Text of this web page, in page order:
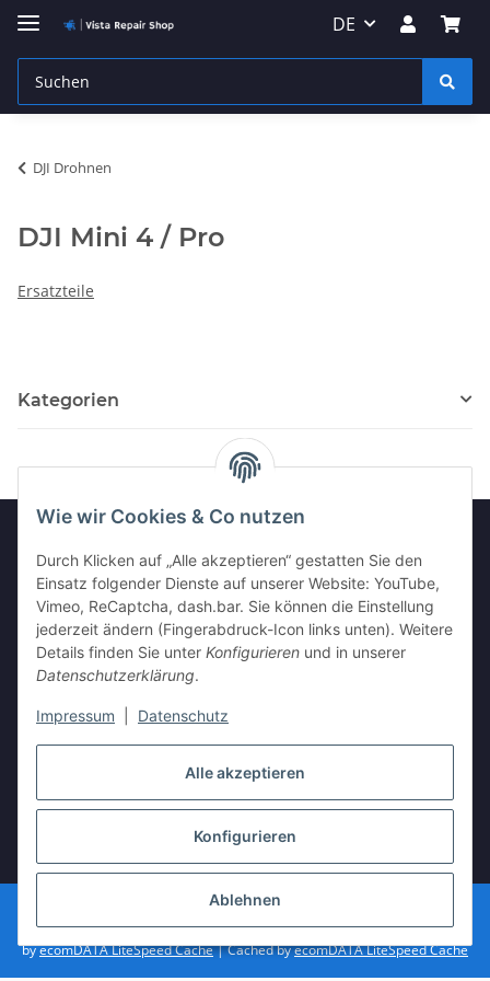
Alle akzeptieren
Konfigurieren
Ablehnen
Wie wir Cookies & Co nutzen
Durch Klicken auf „Alle akzeptieren“ gestatten Sie den
Einsatz folgender Dienste auf unserer Website: YouTube,
Vimeo, ReCaptcha, dash.bar. Sie können die Einstellung
jederzeit ändern (Fingerabdruck-Icon links unten). Weitere
Details finden Sie unter Konfigurieren und in unserer
Datenschutzerklärung.
Impressum Datenschutz
DE
DJI Drohnen
DJI Mini 4 / Pro
Ersatzteile
Kategorien
GESETZLICHE INFORMATIONEN
INFORMATIONEN
Vertrag widerrufen
© vista-repair.de
Powered byJTL-Shop| Cached byecomDATA LiteSpeed Cache| Cached
byecomDATA LiteSpeed Cache| Cached byecomDATA LiteSpeed Cache